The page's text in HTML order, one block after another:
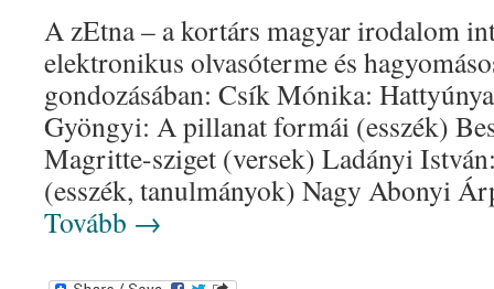
A zEtna – a kortárs magyar irodalom
elektronikus olvasóterme és
gondozásában: Csík Mónika:
Gyöngyi: A pillanat formái (esszék)
Magritte-sziget (versek) Ladányi
(esszék, tanulmányok) Nagy Abonyi
Tovább →